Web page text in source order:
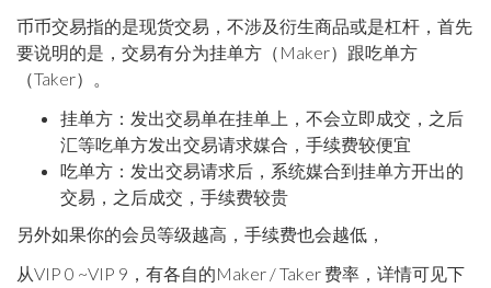
币币交易指的是现货交易，不涉及衍生商品或是杠杆，首先
要说明的是，交易有分为挂单方（Maker）跟吃单方
（Taker）。
挂单方：发出交易单在挂单上，不会立即成交，之后
汇等吃单方发出交易请求媒合，手续费较便宜
吃单方：发出交易请求后，系统媒合到挂单方开出的
交易，之后成交，手续费较贵
另外如果你的会员等级越高，手续费也会越低，
从VIP 0 ~VIP 9，有各自的Maker / Taker 费率，详情可见下